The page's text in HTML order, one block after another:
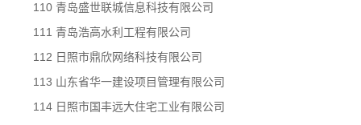
110 青岛盛世联城信息科技有限公司
111 青岛浩高水利工程有限公司
112 日照市鼎欣网络科技有限公司
113 山东省华一建设项目管理有限公司
114 日照市国丰远大住宅工业有限公司